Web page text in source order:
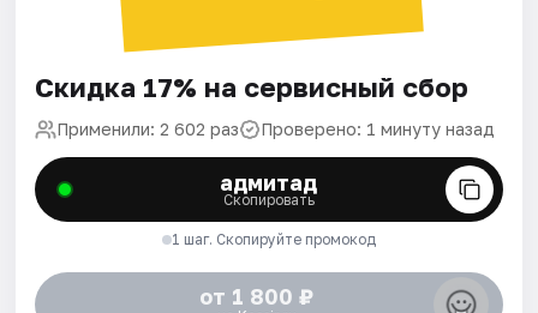
Скидка 17% на сервисный сбор
Применили: 2 602 раз Проверено: 1 минуту назад
адмитад
Скопировать
1 шаг. Скопируйте промокод
от 1 800 ₽